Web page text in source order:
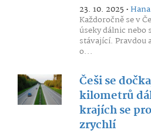
23. 10. 2025 •
Každoročně se v
úseky dálnic nebo
stávající. Pravdou
o...
Češi se
kilometrů
krajích se
zrychlí